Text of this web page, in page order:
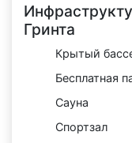
Гринта
Крытый
Бесплатная
Сауна
Спортзал